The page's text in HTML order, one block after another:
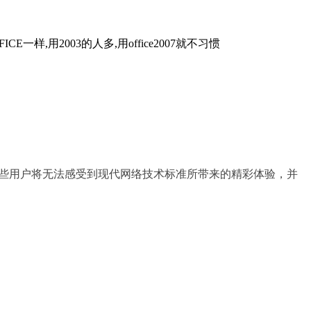
一样,用2003的人多,用office2007就不习惯
用户将无法感受到现代网络技术标准所带来的精彩体验，并